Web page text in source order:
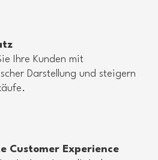
Ihre Kunden mit
Darstellung und steigern
Customer Experience